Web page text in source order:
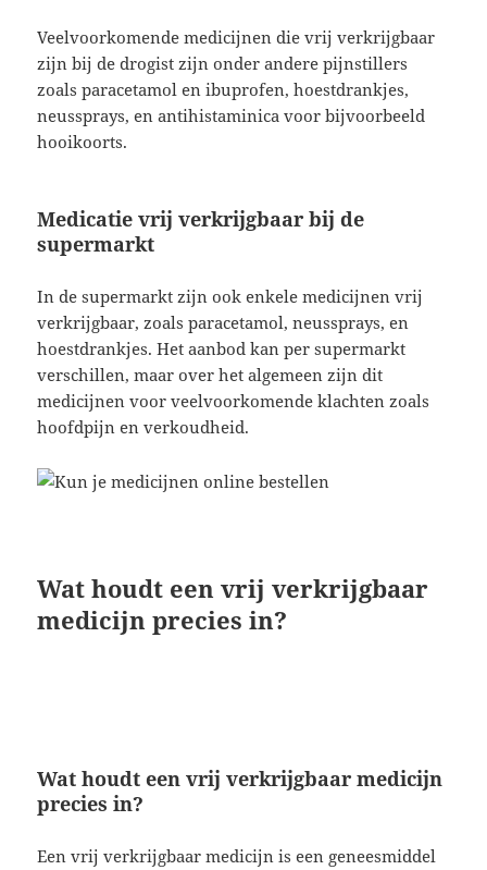
Veelvoorkomende medicijnen die vrij verkrijgbaar
zijn bij de drogist zijn onder andere pijnstillers
zoals paracetamol en ibuprofen, hoestdrankjes,
neussprays, en antihistaminica voor bijvoorbeeld
hooikoorts.
Medicatie vrij verkrijgbaar bij de
supermarkt
In de supermarkt zijn ook enkele medicijnen vrij
verkrijgbaar, zoals paracetamol, neussprays, en
hoestdrankjes. Het aanbod kan per supermarkt
verschillen, maar over het algemeen zijn dit
medicijnen voor veelvoorkomende klachten zoals
hoofdpijn en verkoudheid.
Wat houdt een vrij verkrijgbaar
medicijn precies in?
Wat houdt een vrij verkrijgbaar medicijn
precies in?
Een vrij verkrijgbaar medicijn is een geneesmiddel